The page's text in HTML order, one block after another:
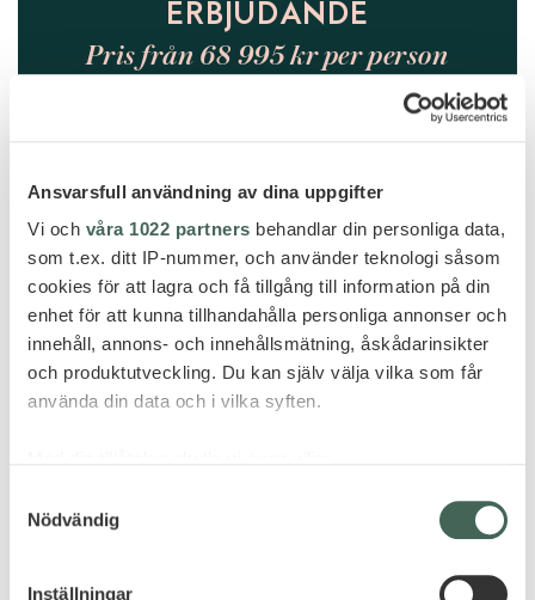
Ansvarsfull användning av dina uppgifter
Vi och våra 1022 partners behandlar din personliga data,
som t.ex. ditt IP-nummer, och använder teknologi såsom
cookies för att lagra och få tillgång till information på din
enhet för att kunna tillhandahålla personliga annonser och
innehåll, annons- och innehållsmätning, åskådarinsikter
och produktutveckling. Du kan själv välja vilka som får
använda din data och i vilka syften.
som kan ha en noggrannhet på upp till flera meter
Nödvändig
Inställningar
ERBJUDANDE
Pris från 68 995 kr per person
North Male Atoll
KUDA VILLINGILI RESORT
LUXURY ALL-INCLUSIVE PLAN!